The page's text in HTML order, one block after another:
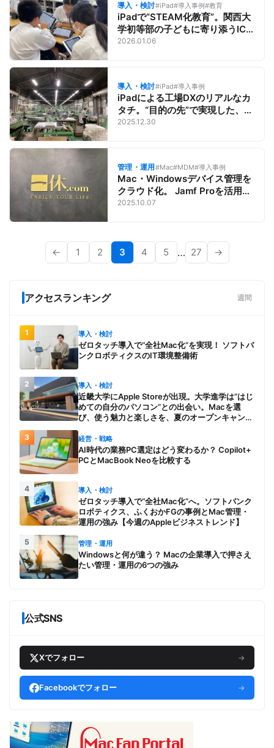
導入・検討#iPad#導入事例#教育
iPadで“STEAM化教育”。関西大
学初等部の子どもに寄り添うICT
教育
2026.01.06
導入・検討#iPad#導入事例
iPadによる工場DXのリアルなカ
タチ。“目的の先”で実現した、精
和工業所の業務効率化。たどり
2025.12.30
管理・運用#Mac#MDM#導入事例
Mac・Windowsデバイス管理を
クラウド化。 Jamf Proを活用
し“従業員ファースト”で進める一
2025.10.07
← 1 2 3 4 5 … 27 →
アクセスランキング 週間
1 導入・検討
ゼロタッチ導入で“全社Mac化”を実現！ ソフトバ
ンクロボティクスのIT環境整備術
2 導入・検討
近畿大学にApple Storeが出現。大学進学は“はじ
めての自分のパソコン”との出会い。Macを選
び、使う魅力と楽しさを、夏のオープンキャンパ
3 経営・戦略
AI時代の業務PC選定はどう変わるか？ Copilot+
PCとMacBook Neoを比較する
4 導入・検討
ゼロタッチ導入で“全社Mac化”へ。ソフトバンク
ロボティクス、ふくおかFGの事例とMac管理・
運用の強み【今週のAppleビジネストレンド】
5 管理・運用
Windowsと何が違う？ Macの企業導入で押さえ
たい管理・運用の6つの強み
公式SNS
Xでフォロー →
Facebookでフォロー →